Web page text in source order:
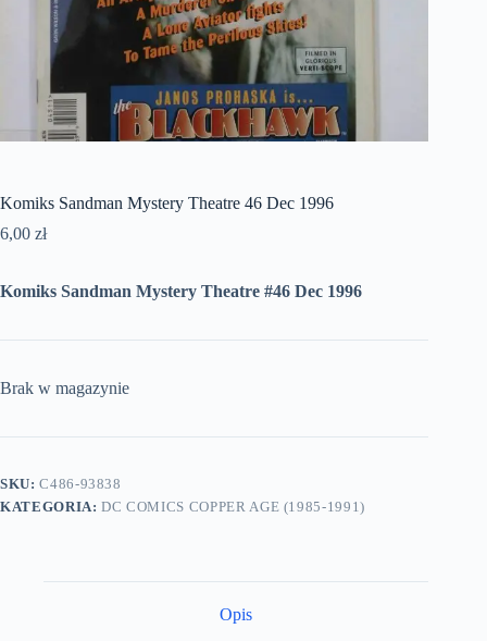
Komiks Sandman Mystery Theatre 46 Dec 1996
6,00 zł
Komiks Sandman Mystery Theatre #46 Dec 1996
Brak w magazynie
SKU:C486-93838
KATEGORIA:DC COMICS COPPER AGE (1985-1991)
Opis